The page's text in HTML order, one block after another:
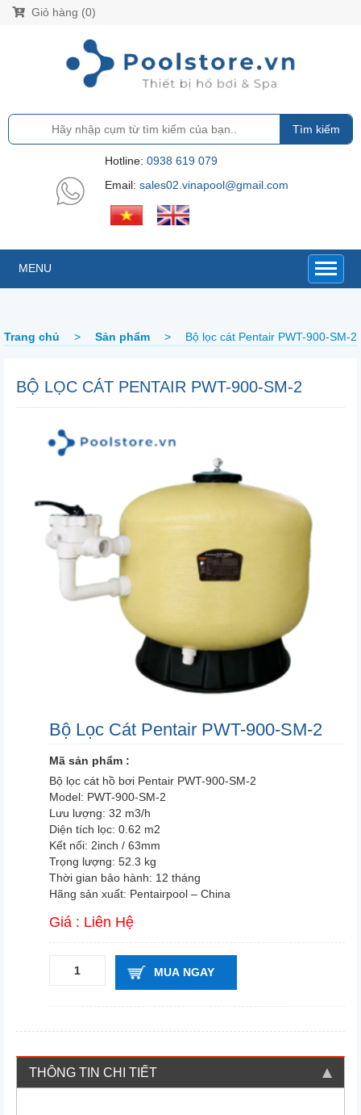
Giỏ hàng (0)
Tìm kiếm
Hotline: 0938 619 079
Email: sales02.vinapool@gmail.com
MENU
Trang chủ > Sản phẩm > Bộ lọc cát Pentair PWT-900-SM-2
BỘ LỌC CÁT PENTAIR PWT-900-SM-2
Bộ Lọc Cát Pentair PWT-900-SM-2
Mã sản phẩm :
Bộ lọc cát hồ bơi Pentair PWT-900-SM-2
Model: PWT-900-SM-2
Lưu lượng: 32 m3/h
Diện tích lọc: 0.62 m2
Kết nối: 2inch / 63mm
Trọng lượng: 52.3 kg
Thời gian bảo hành: 12 tháng
Hãng sản xuất: Pentairpool – China
Giá : Liên Hệ
MUA NGAY
THÔNG TIN CHI TIẾT